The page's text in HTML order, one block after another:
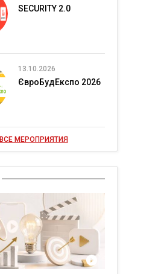
SECURITY 2.0
13.10.2026
ЄвроБудЕкспо 2026
ВСЕ МЕРОПРИЯТИЯ